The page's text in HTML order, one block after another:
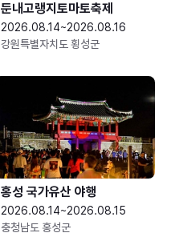
둔내고랭지토마토축제
2026.08.14~2026.08.16
강원특별자치도 횡성군
홍성 국가유산 야행
2026.08.14~2026.08.15
충청남도 홍성군